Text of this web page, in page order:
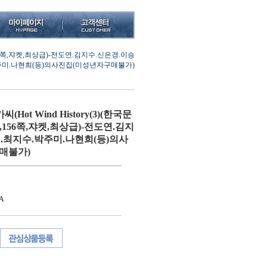
,쟈켓,최상급)-전도연.김지수.신은경.이승
미.나현희(등)의사진집(미성년자구매불가)
씨(Hot Wind History(3)(한국문
쪽,쟈켓,최상급)-전도연.김지
최지수.박주미.나현희(등)의사
불가)